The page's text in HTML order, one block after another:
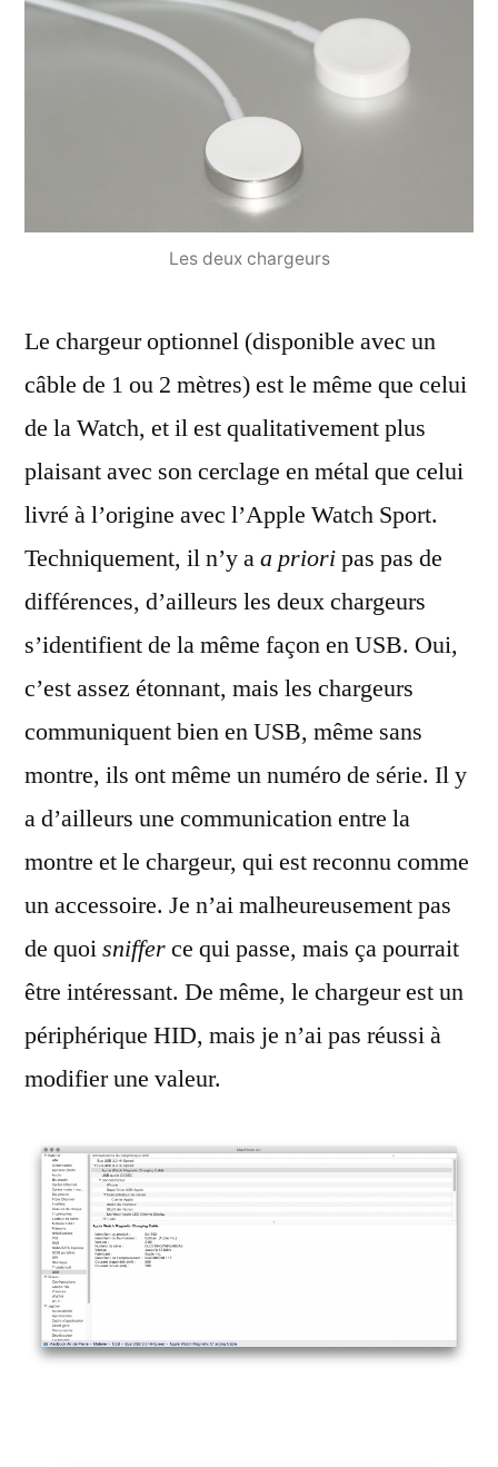
Les deux chargeurs
Le chargeur optionnel (disponible avec un
câble de 1 ou 2 mètres) est le même que celui
de la Watch, et il est qualitativement plus
plaisant avec son cerclage en métal que celui
livré à l’origine avec l’Apple Watch Sport.
Techniquement, il n’y aa prioripas pas de
différences, d’ailleurs les deux chargeurs
s’identifient de la même façon en USB. Oui,
c’est assez étonnant, mais les chargeurs
communiquent bien en USB, même sans
montre, ils ont même un numéro de série. Il y
a d’ailleurs une communication entre la
montre et le chargeur, qui est reconnu comme
un accessoire. Je n’ai malheureusement pas
de quoisnifferce qui passe, mais ça pourrait
être intéressant. De même, le chargeur est un
périphérique HID, mais je n’ai pas réussi à
modifier une valeur.